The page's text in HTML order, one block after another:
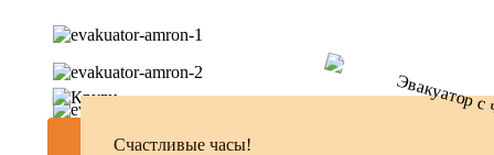
Счастливые часы!